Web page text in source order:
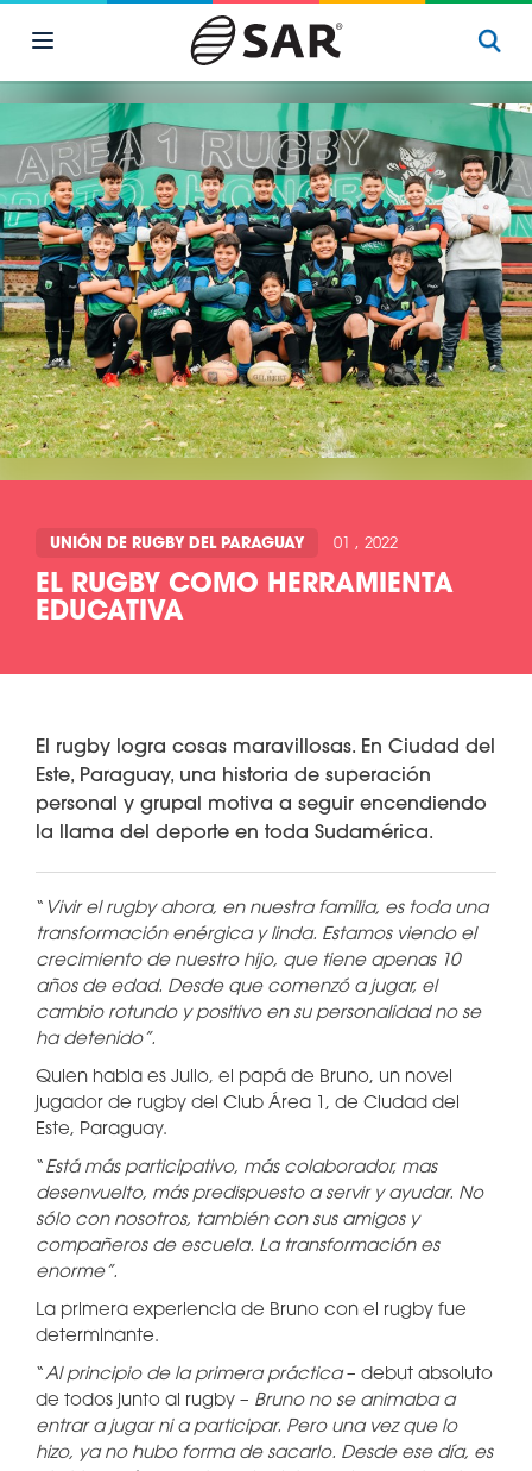
UNIÓN DE RUGBY DEL PARAGUAY 01 , 2022
EL RUGBY COMO HERRAMIENTA
EDUCATIVA
El rugby logra cosas maravillosas. En Ciudad del
Este, Paraguay, una historia de superación
personal y grupal motiva a seguir encendiendo
la llama del deporte en toda Sudamérica.
“ Vivir el rugby ahora, en nuestra familia, es toda una
transformación enérgica y linda. Estamos viendo el
crecimiento de nuestro hijo, que tiene apenas 10
años de edad. Desde que comenzó a jugar, el
cambio rotundo y positivo en su personalidad no se
ha detenido”.
Quien habla es Julio, el papá de Bruno, un novel
jugador de rugby del Club Área 1, de Ciudad del
Este, Paraguay.
“ Está más participativo, más colaborador, mas
desenvuelto, más predispuesto a servir y ayudar. No
sólo con nosotros, también con sus amigos y
compañeros de escuela. La transformación es
enorme”.
La primera experiencia de Bruno con el rugby fue
determinante.
“Al principio de la primera práctica– debut absoluto
de todos junto al rugby – Bruno no se animaba a
entrar a jugar ni a participar. Pero una vez que lo
hizo, ya no hubo forma de sacarlo. Desde ese día, es